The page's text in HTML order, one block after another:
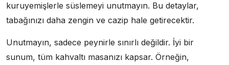
kuruyemişlerle süslemeyi unutmayın. Bu detaylar,
tabağınızı daha zengin ve cazip hale getirecektir.
Unutmayın, sadece peynirle sınırlı değildir. İyi bir
sunum, tüm kahvaltı masanızı kapsar. Örneğin,